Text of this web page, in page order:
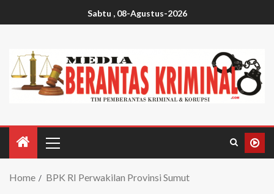
Sabtu , 08-Agustus-2026
Home BPK RI Perwakilan Provinsi Sumut